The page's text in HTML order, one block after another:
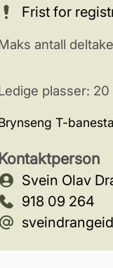
Frist for
antall
plasser: 20
T-
Kontaktperson
Svein Olav
918 09 264